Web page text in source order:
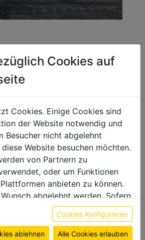
Raststation Göttlesbrunn
Stellplätze
Cookies auf
Cookies. Einige Cookies sind
der Website notwendig und
Besucher nicht abgelehnt
Website besuchen möchten.
von Partnern zu
oder um Funktionen
anbieten zu können.
abgelehnt werden. Sofern
weiter nutzen, geben Sie
Cookies.
finden sie in unserer
Cookies Konfigurieren
ablehnen Alle Cookies erlauben